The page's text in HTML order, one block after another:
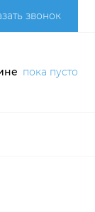
звонок
пока пусто